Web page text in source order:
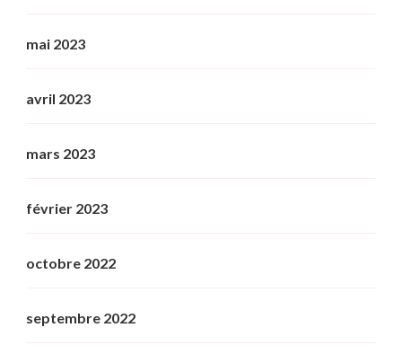
mai 2023
avril 2023
mars 2023
février 2023
octobre 2022
septembre 2022